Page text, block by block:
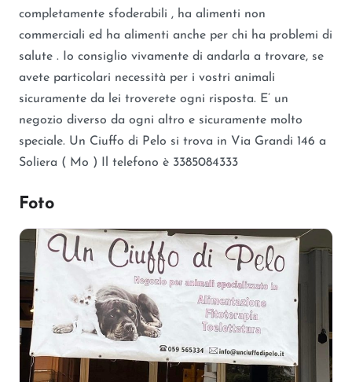
completamente sfoderabili , ha alimenti non
commerciali ed ha alimenti anche per chi ha problemi di
salute . Io consiglio vivamente di andarla a trovare, se
avete particolari necessità per i vostri animali
sicuramente da lei troverete ogni risposta. E’ un
negozio diverso da ogni altro e sicuramente molto
speciale. Un Ciuffo di Pelo si trova in Via Grandi 146 a
Soliera ( Mo ) Il telefono è 3385084333
Foto